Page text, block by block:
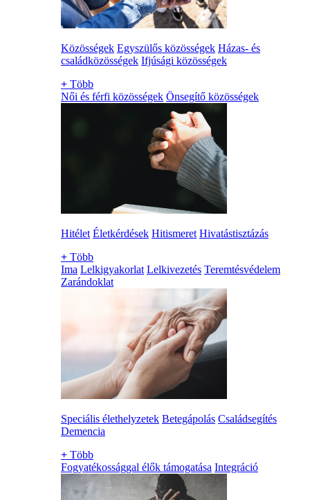
Közösségek Egyszülős közösségek Házas- és
családközösségek Ifjúsági közösségek
+ Több
Női és férfi közösségek Önsegítő közösségek
Hitélet Életkérdések Hitismeret Hivatástisztázás
+ Több
Ima Lelkigyakorlat Lelkivezetés Teremtésvédelem
Zarándoklat
Speciális élethelyzetek Betegápolás Családsegítés
Demencia
+ Több
Fogyatékossággal élők támogatása Integráció